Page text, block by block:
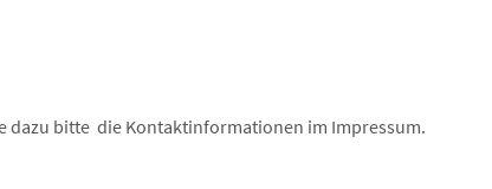
dazu bitte die Kontaktinformationen im Impressum.